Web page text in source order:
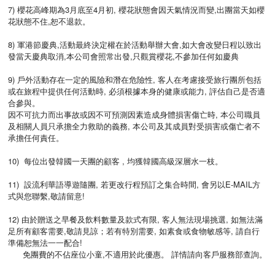
7) 櫻花高峰期為3月底至4月初, 櫻花狀態會因天氣情況而變,出團當天如櫻
花狀態不住,恕不退款。
8) 軍港節慶典,活動最終決定權在於活動舉辦大會,如大會改變日程以致出
發當天慶典取消,本公司會照常出發,只觀賞櫻花,不參加任何如慶典
9) 戶外活動存在一定的風險和潛在危險性, 客人在考慮接受旅行團所包括
或在旅程中提供任何活動時, 必須根據本身的健康或能力, 評估自己是否適
合參與。
因不可抗力而出事故或因不可預測因素造成身體損害傷亡時, 本公司職員
及相關人員只承擔全力救助的義務, 本公司及其成員對受損害或傷亡者不
承擔任何責任。
10) 每位出發韓國一天團的顧客 , 均獲韓國高級深層水一枝。
11) 設流利華語導遊隨團, 若更改行程預訂之集合時間, 會另以E-MAIL方
式與您聯繫,敬請留意!
12) 由於贈送之早餐及飲料數量及款式有限, 客人無法現場挑選, 如無法滿
足所有顧客需要,敬請見諒；若有特別需要, 如素食或食物敏感等, 請自行
準備恕無法一一配合!
免團費的不佔座位小童,不適用於此優惠。 詳情請向客戶服務部查詢。